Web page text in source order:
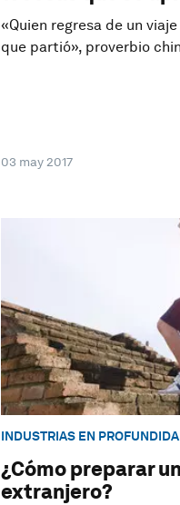
«Quien regresa de un
que partió», proverbio
03 may 2017
INDUSTRIAS EN
¿Cómo preparar
extranjero?